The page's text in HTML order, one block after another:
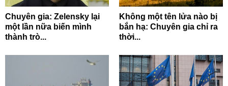
Chuyên gia: Zelensky lại
một lần nữa biến mình
thành trò...
Không một tên lửa nào bị
bắn hạ: Chuyên gia chỉ ra
thời...